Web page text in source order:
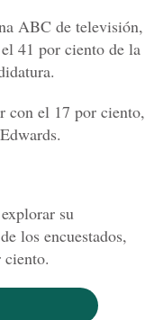
ABC de televisión,
41 por ciento de la
con el 17 por ciento,
su
los encuestados,